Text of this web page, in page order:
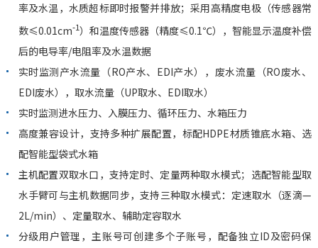
率及水温，水质超标即时报警并排放；采用高精度电极（传感器常
数≤0.01cm-1）和温度传感器（精度≤0.1℃），智能显示温度补偿
后的电导率/电阻率及水温数据
实时监测产水流量（RO产水、EDI产水），废水流量（RO废水、
EDI废水），取水流量（UP取水、EDI取水）
实时监测进水压力、入膜压力、循环压力、水箱压力
高度兼容设计，支持多种扩展配置，标配HDPE材质锥底水箱、选
配智能型袋式水箱
主机配置双取水口，支持定时、定量两种取水模式；选配智能型取
水手臂可与主机数据同步，支持三种取水模式：定速取水（逐滴—
2L/min）、定量取水、辅助定容取水
分级用户管理，主账号可创建多个子账号，配备独立ID及密码保